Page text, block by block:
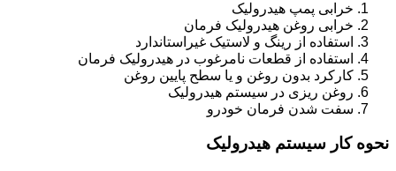
خرابی پمپ هیدرولیک
خرابی روغن هیدرولیک فرمان
استفاده از رینگ و لاستیک غیراستاندارد
استفاده از قطعات نامرغوب در هیدرولیک فرمان
کارکرد بدون روغن و یا سطح پایین روغن
روغن ریزی در سیستم هیدرولیک
سفت شدن فرمان خودرو
نحوه کار سیستم هیدرولیک